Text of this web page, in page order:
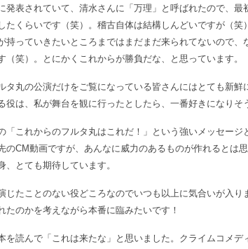
発表されていて、清水さんに「万理」と呼ばれたので、最
くらいです（笑）。稽古自体は結構しんどいですが（笑
持っていきたいところまではまだまだ来られてないので、
（笑）。とにかくこれからが勝負だな、と思っています。
タ丸の公演だけをご覧になっている皆さんにはとても新鮮
役は、私が舞台を観に行ったとしたら、一番好きになりそ
「これからのフルタ丸はこれだ！」という強いメッセー
のCM動画ですが、あんなに威力のあるものが作れるとは
、とても期待しています。
じたことのない役どころなのでいつも以上に気合いが入
たのかを考えながら本番に臨みたいです！
を読んで「これは来たな」と思いました。クライムコメ